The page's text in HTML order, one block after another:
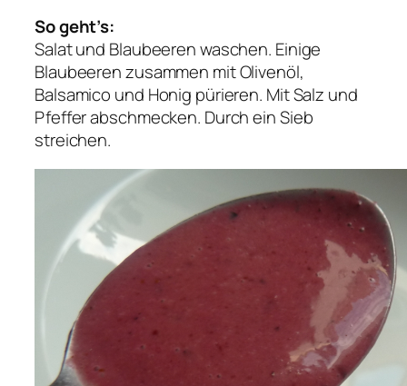
So geht’s:
Salat und Blaubeeren waschen. Einige
Blaubeeren zusammen mit Olivenöl,
Balsamico und Honig pürieren. Mit Salz und
Pfeffer abschmecken. Durch ein Sieb
streichen.